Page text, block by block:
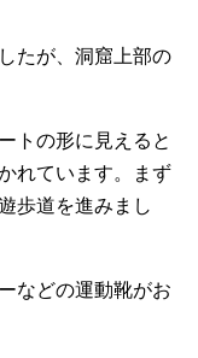
たが、洞窟上部の
トの形に見えると
れています。まず
歩道を進みまし
などの運動靴がお